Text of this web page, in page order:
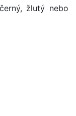
žlutý nebo